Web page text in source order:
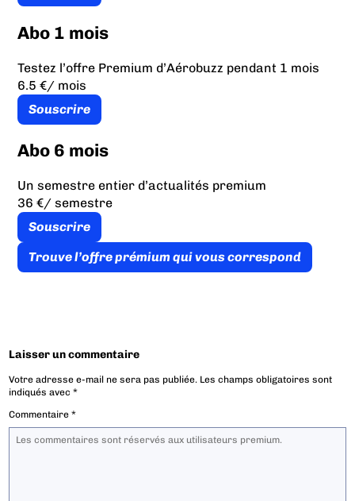
Abo 1 mois
Testez l’offre Premium d’Aérobuzz pendant 1 mois
6.5 €/ mois
Souscrire
Abo 6 mois
Un semestre entier d’actualités premium
36 €/ semestre
Souscrire
Trouve l’offre prémium qui vous correspond
Laisser un commentaire
Votre adresse e-mail ne sera pas publiée. Les champs obligatoires sont
indiqués avec*
Commentaire*